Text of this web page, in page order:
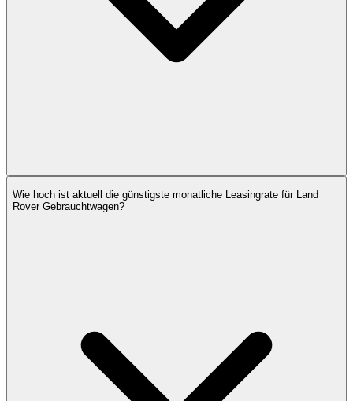
Wie hoch ist aktuell die günstigste monatliche Leasingrate für Land
Rover Gebrauchtwagen?